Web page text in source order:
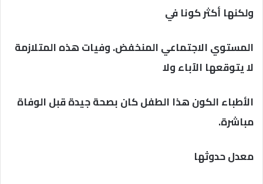
ولكنها أكثر كونا في
المستوي الاجتماعي المنخفض. وفيات هذه المتلازمة
لا يتوقعها الآباء ولا
الأطباء الكون هذا الطفل كان بصحة جيدة قبل الوفاة
مباشرة.
معدل حدوثها